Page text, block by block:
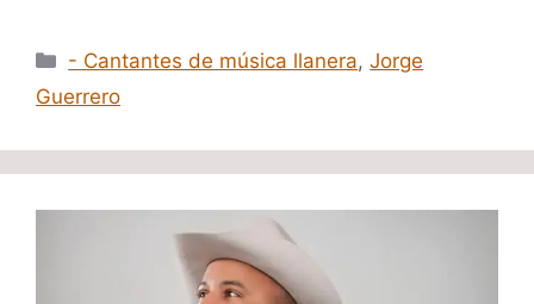
Categorías
- Cantantes de música llanera,Jorge
Guerrero